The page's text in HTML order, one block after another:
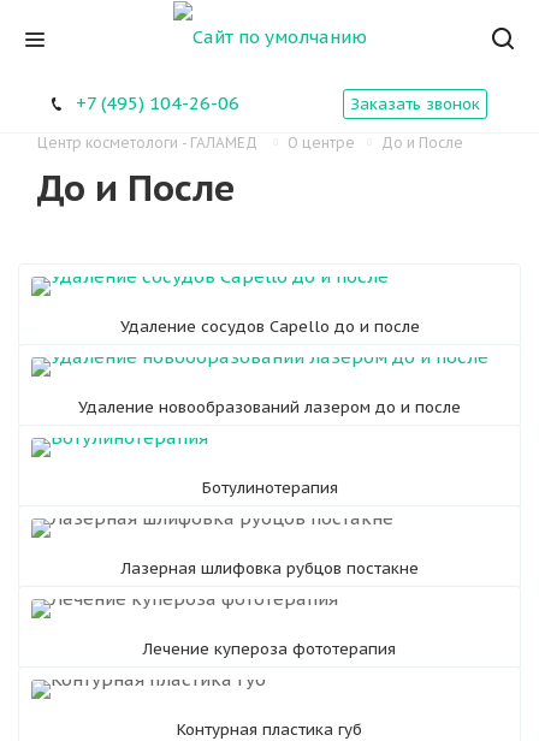
+7 (495) 104-26-06 Заказать звонок
Центр косметологи - ГАЛАМЕД О центре До и После
До и После
Удаление сосудов Capello до и после
Удаление новообразований лазером до и после
Ботулинотерапия
Лазерная шлифовка рубцов постакне
Лечение купероза фототерапия
Контурная пластика губ